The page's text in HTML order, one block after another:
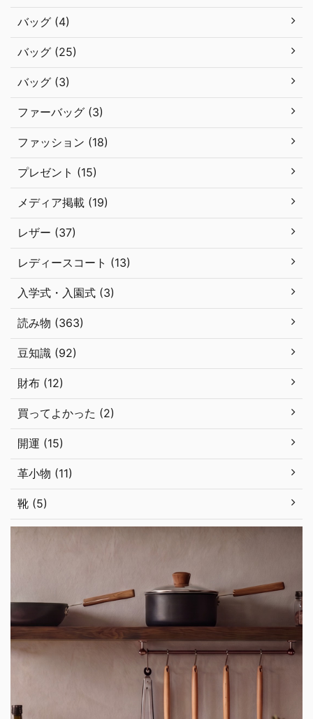
バッグ (4)
バッグ (25)
バッグ (3)
ファーバッグ (3)
ファッション (18)
プレゼント (15)
メディア掲載 (19)
レザー (37)
レディースコート (13)
入学式・入園式 (3)
読み物 (363)
豆知識 (92)
財布 (12)
買ってよかった (2)
開運 (15)
革小物 (11)
靴 (5)